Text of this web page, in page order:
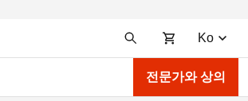
Ko
전문가와 상의